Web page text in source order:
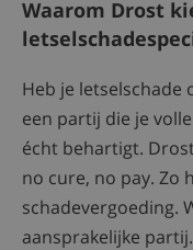
Waarom Drost
Heb je letselschade
een partij die je
écht behartigt.
no cure, no pay. Zo
schadevergoeding.
aansprakelijke